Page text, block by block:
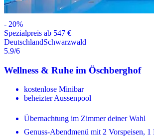
- 20%
Spezialpreis ab 547 €
DeutschlandSchwarzwald
5.9/6
Wellness & Ruhe im Öschberghof
kostenlose Minibar
beheizter Aussenpool
Übernachtung im Zimmer deiner Wahl
Genuss-Abendmenü mit 2 Vorspeisen,